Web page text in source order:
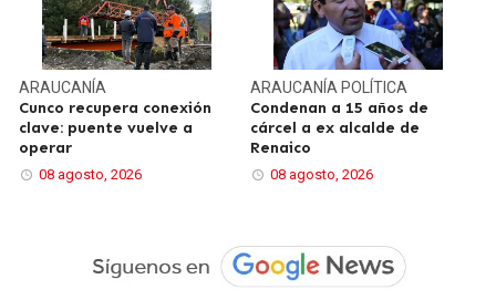
ARAUCANÍA
Cunco recupera conexión
clave: puente vuelve a
operar
08 agosto, 2026
ARAUCANÍA POLÍTICA
Condenan a 15 años de
cárcel a ex alcalde de
Renaico
08 agosto, 2026